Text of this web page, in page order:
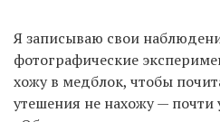
Я записываю свои
фотографические
хожу в медблок, чтобы
утешения не нахожу — почти